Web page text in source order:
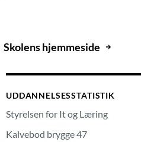
Skolens hjemmeside
UDDANNELSESSTATISTIK
Styrelsen for It og Læring
Kalvebod brygge 47